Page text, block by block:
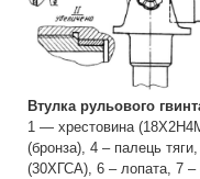
Втулка рульового
1 — хрестовина
(бронза), 4 – палець
(30ХГСА), 6 – лопата, 7 –